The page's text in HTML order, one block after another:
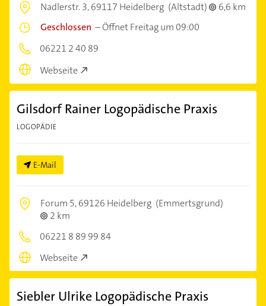
Nadlerstr. 3,69117 Heidelberg (Altstadt)
6,6 km
Geschlossen –Öffnet Freitag um 09:00
06221 2 40 89
Webseite
Gilsdorf Rainer Logopädische Praxis
LOGOPÄDIE
E-Mail
Forum 5,69126 Heidelberg (Emmertsgrund)
2 km
06221 8 89 99 84
Webseite
Siebler Ulrike Logopädische Praxis